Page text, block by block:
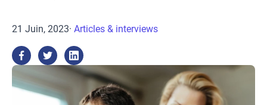
21 Juin, 2023· Articles & interviews